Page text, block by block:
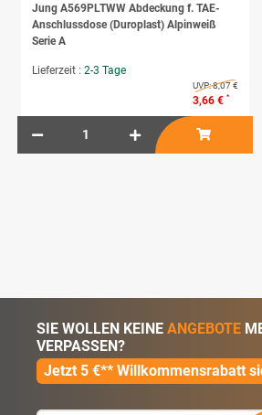
Jung A569PLTWW Abdeckung f. TAE-
Anschlussdose (Duroplast) Alpinweiß
Serie A
Lieferzeit : 2-3 Tage
UVP:8,07 €
3,66 € *
SIE WOLLEN KEINE ANGEBOTE
VERPASSEN?
Jetzt 5 €** Willkommensrabatt